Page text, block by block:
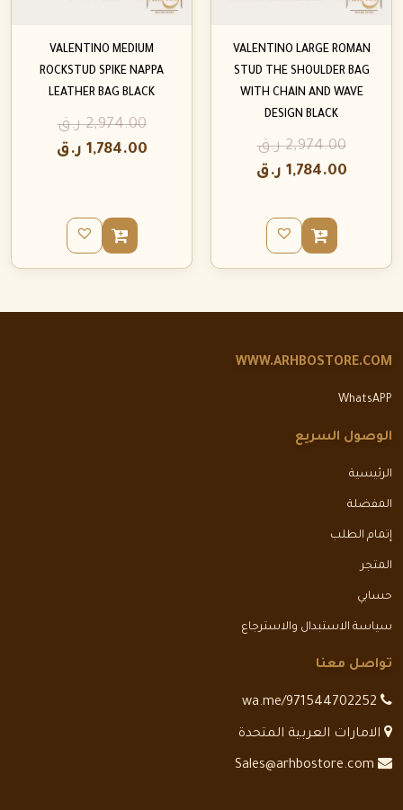
VALENTINO LARGE ROMAN
STUD THE SHOULDER BAG
WITH CHAIN AND WAVE
DESIGN BLACK
2,974.00 ر.ق
1,784.00 ر.ق
VALENTINO MEDIUM
ROCKSTUD SPIKE NAPPA
LEATHER BAG BLACK
2,974.00 ر.ق
1,784.00 ر.ق
WWW.ARHBOSTORE.COM
WhatsAPP
الوصول السريع
الرئيسية
المفضلة
إتمام الطلب
المتجر
حسابي
سياسة الاستبدال والاسترجاع
تواصل معنا
الامارات العربية المتحدة